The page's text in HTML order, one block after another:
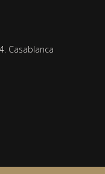
Casablanca